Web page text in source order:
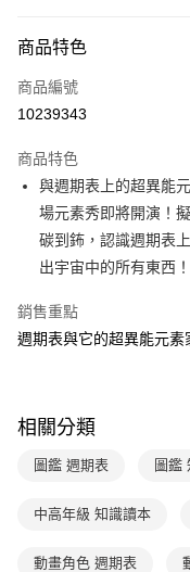
信用卡一次付款
LINE Pay
大哥付你分期
相關說明
【大哥付你分期使用說明】
1.本服務由台灣大哥大提供
2.付款方式選擇「大哥付你
成交易。
3.實際核准額度、可分期數
4.訂單成立30分鐘內，如未
1.分期款項不併入電信帳單
2.透過簡訊連結打開帳單後
【注意事項】
用戶於交易時，得透過本
ATM付款
運送方式
付款後全家取貨｜8/8-8/
每筆NT$70，滿NT$800(
國內宅配/郵寄 (不適用
每筆NT$70，滿
商品特色
商品編號
10239343
商品特色
與週期表上的超異能
場元素秀即將開演！
碳到鈽，認識週期表
出宇宙中的所有東西！
銷售重點
週期表與它的超異能元素
相關分類
圖鑑 週期表 圖鑑
中高年級 知識讀本
動畫角色 週期表